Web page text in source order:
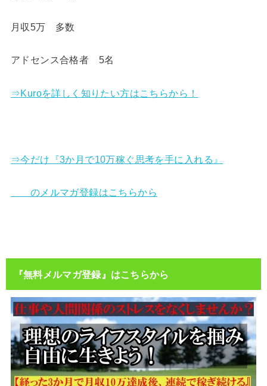
月収5万 多数
アドセンス合格者 5名
⇒Kuroを詳しく知りたい方はこちらから！
⇒今だけ『3か月で10万稼ぐ思考を手に入れる』
のメルマガ登録はこちらから
『無料メルマガ登録』はこちらから